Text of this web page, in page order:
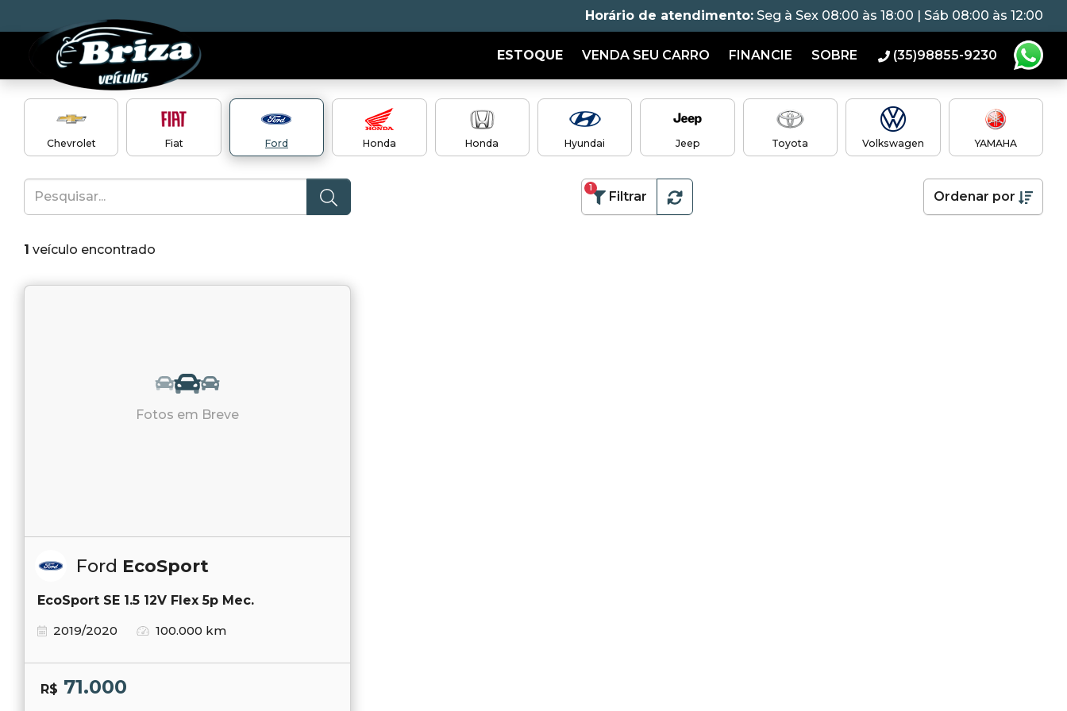
Horário de atendimento: Seg à Sex 08:00 às 18:00 | Sáb 08:00 às 12:00
ESTOQUE VENDA SEU CARRO FINANCIE SOBRE (35)98855-9230
Chevrolet Fiat Ford Honda Honda Hyundai Jeep Toyota Volkswagen YAMAHA
Filtrar
1
Ordenar por
1 veículo encontrado
Fotos em Breve
Ford EcoSport
EcoSport SE 1.5 12V Flex 5p Mec.
2019/2020
100.000 km
R$ 71.000